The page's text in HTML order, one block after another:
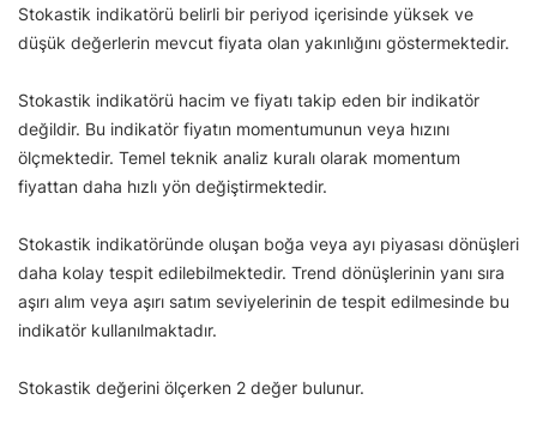
Stokastik indikatörü belirli bir periyod içerisinde yüksek ve
düşük değerlerin mevcut fiyata olan yakınlığını göstermektedir.
Stokastik indikatörü hacim ve fiyatı takip eden bir indikatör
değildir. Bu indikatör fiyatın momentumunun veya hızını
ölçmektedir. Temel teknik analiz kuralı olarak momentum
fiyattan daha hızlı yön değiştirmektedir.
Stokastik indikatöründe oluşan boğa veya ayı piyasası dönüşleri
daha kolay tespit edilebilmektedir. Trend dönüşlerinin yanı sıra
aşırı alım veya aşırı satım seviyelerinin de tespit edilmesinde bu
indikatör kullanılmaktadır.
Stokastik değerini ölçerken 2 değer bulunur.